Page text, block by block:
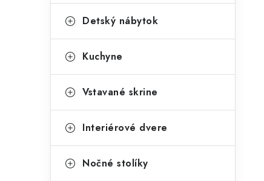
Detský nábytok
Kuchyne
Vstavané skrine
Interiérové dvere
Nočné stolíky